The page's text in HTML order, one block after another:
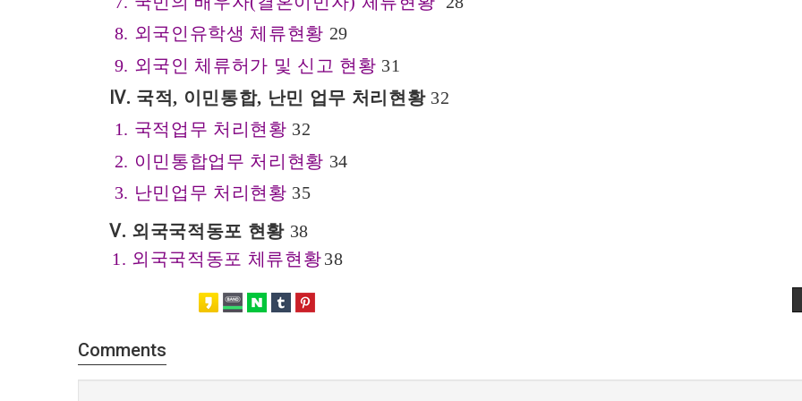
8. 외국인유학생 체류현황 29
9. 외국인 체류허가 및 신고 현황 31
Ⅳ. 국적, 이민통합, 난민 업무 처리현황 32
1. 국적업무 처리현황 32
2. 이민통합업무 처리현황 34
3. 난민업무 처리현황 35
Ⅴ. 외국국적동포 현황 38
1. 외국국적동포 체류현황38
Comments